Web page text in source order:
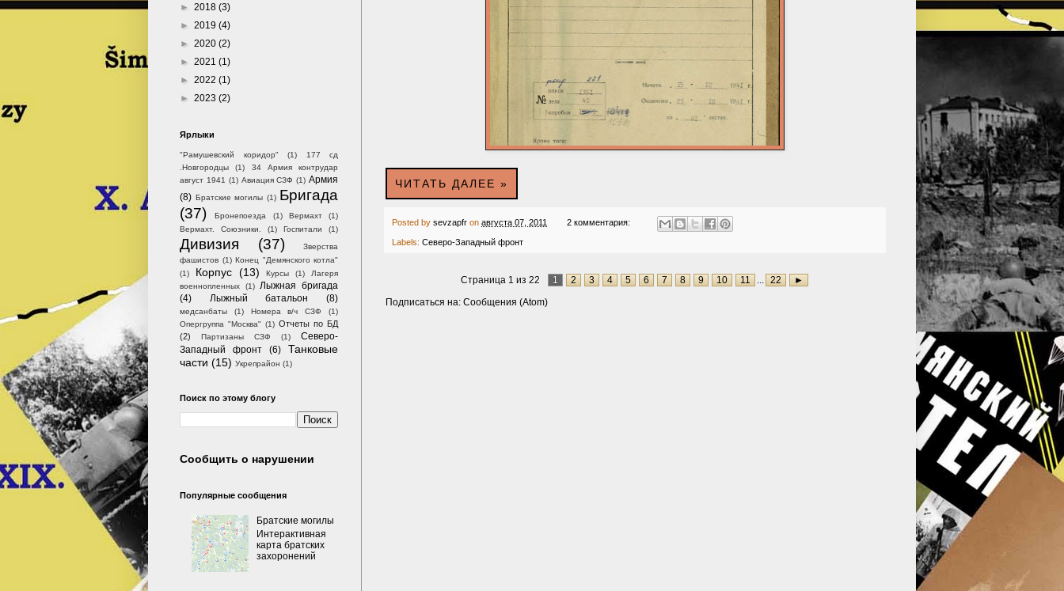
ЧИТАТЬ ДАЛЕЕ »
Posted by sevzapfr on августа 07, 2011 2 комментария:
Labels: Северо-Западный фронт
Страница 1 из 22 1 2 3 4 5 6 7 8 9 10 11 22
►
Подписаться на: Сообщения (Atom)
► 2018 (3)
► 2019 (4)
► 2020 (2)
► 2021 (1)
► 2022 (1)
► 2023 (2)
Ярлыки
"Рамушевский коридор" (1)
177 сд
.Новгородцы
(1)
34 Армия контрудар
август 1941 (1) Авиация СЗФ (1) Армия
(8) Братские могилы (1) Бригада
(37)
Бронепоезда (1) Вермахт
(1)
Вермахт. Союзники.
(1) Госпитали (1)
Дивизия (37)
Зверства
фашистов (1) Конец "Демянского котла"
(1)
Корпус (13) Курсы (1)
Лагеря
военнопленных
(1)
Лыжная бригада
(4)
Лыжный батальон (8)
медсанбаты (1) Номера в/ч СЗФ
(1)
Опергруппа "Москва" (1) Отчеты по БД
(2)
Партизаны СЗФ (1)
Северо-
Западный фронт
(6)
Танковые
части (15) Укрепрайон (1)
Поиск по этому блогу
Сообщить о нарушении
Популярные сообщения
Братские могилы
Интерактивная
карта братских
захоронений